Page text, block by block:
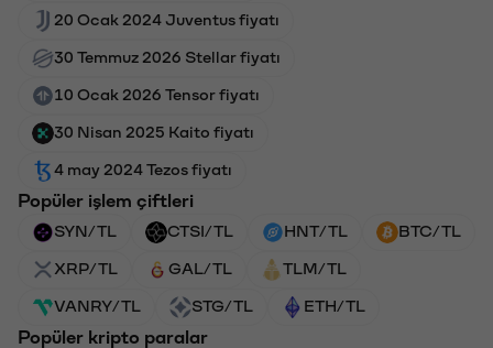
20 Ocak 2024 Juventus fiyatı
30 Temmuz 2026 Stellar fiyatı
10 Ocak 2026 Tensor fiyatı
30 Nisan 2025 Kaito fiyatı
4 may 2024 Tezos fiyatı
Popüler işlem çiftleri
SYN/TL CTSI/TL HNT/TL BTC/TL
XRP/TL GAL/TL TLM/TL
VANRY/TL STG/TL ETH/TL
Popüler kripto paralar